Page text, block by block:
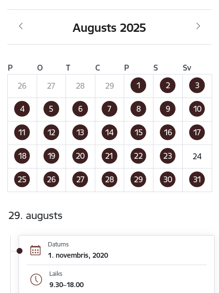
Augusts 2025
P O T C P S
Sv
26
27 28 29 1 2 3
4 5 6 7 8 9 10
11 12 13 14 15 16 17
18 19 20 21 22 23 24
25 26 27 28 29 30 31
29. augusts
Datums
1. novembris, 2020
Laiks
9.30–18.00